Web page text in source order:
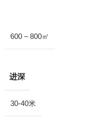
600 – 800㎡
进深
30-40米